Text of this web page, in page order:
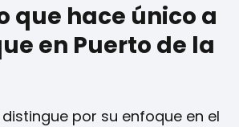
que hace único a
en Puerto de la
distingue por su enfoque en el